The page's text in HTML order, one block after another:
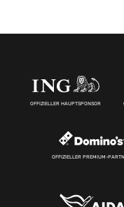
OFFIZIELLER HAUPTSPONSOR
OFFIZIELLER PREMIUM-